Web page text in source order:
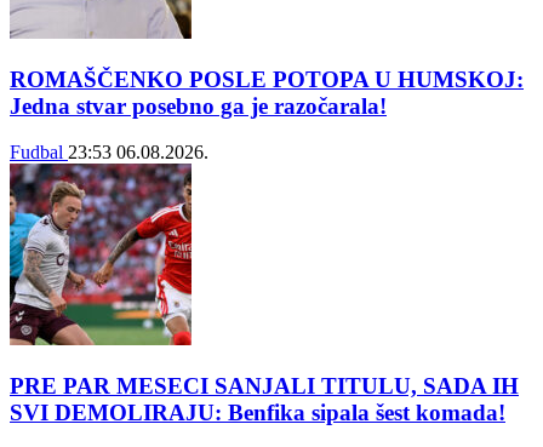
ROMAŠČENKO POSLE POTOPA U HUMSKOJ:
Jedna stvar posebno ga je razočarala!
Fudbal 23:53 06.08.2026.
PRE PAR MESECI SANJALI TITULU, SADA IH
SVI DEMOLIRAJU: Benfika sipala šest komada!